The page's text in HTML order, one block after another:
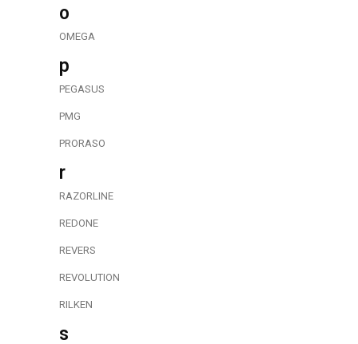
o
OMEGA
p
PEGASUS
PMG
PRORASO
r
RAZORLINE
REDONE
REVERS
REVOLUTION
RILKEN
s